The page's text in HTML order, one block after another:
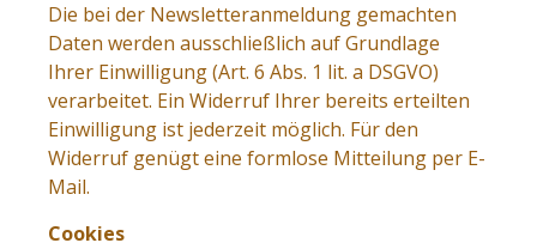
Die bei der Newsletteranmeldung gemachten
Daten werden ausschließlich auf Grundlage
Ihrer Einwilligung (Art. 6 Abs. 1 lit. a DSGVO)
verarbeitet. Ein Widerruf Ihrer bereits erteilten
Einwilligung ist jederzeit möglich. Für den
Widerruf genügt eine formlose Mitteilung per E-
Mail.
Cookies